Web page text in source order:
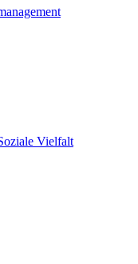
Vielfalt